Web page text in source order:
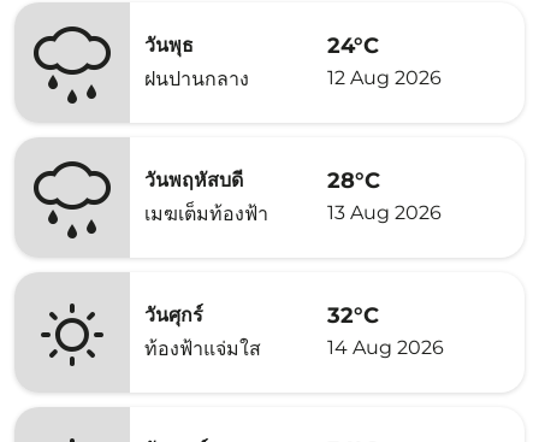
วันพุธ
ฝนปานกลาง
24°C
12 Aug 2026
วันพฤหัสบดี
เมฆเต็มท้องฟ้า
28°C
13 Aug 2026
วันศุกร์
ท้องฟ้าแจ่มใส
32°C
14 Aug 2026